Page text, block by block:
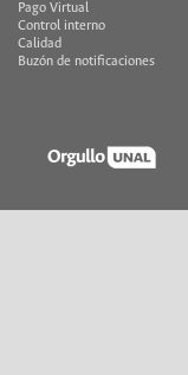
Pago Virtual
Control interno
Calidad
Buzón de notificaciones